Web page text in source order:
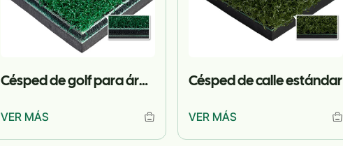
Césped de golf para áreas verdes
VER MÁS
Césped de calle estándar
VER MÁS